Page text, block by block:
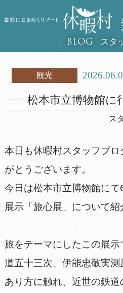
BLOG スタ
観光
松本市立博物館に
ス
本日も休暇村スタッフブロ
がとうございます。
今日は松本市立博物館にて
展示「旅心展」について紹
旅をテーマにしたこの展
道五十三次、伊能忠敬実
あり方に触れ、近世の鉄